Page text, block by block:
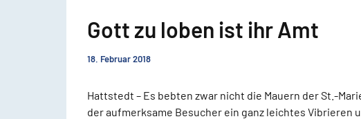
Gott zu loben ist ihr Amt
18. Februar 2018
Hattstedt – Es bebten zwar nicht die Mauern der St.-
der aufmerksame Besucher ein ganz leichtes Vibrieren